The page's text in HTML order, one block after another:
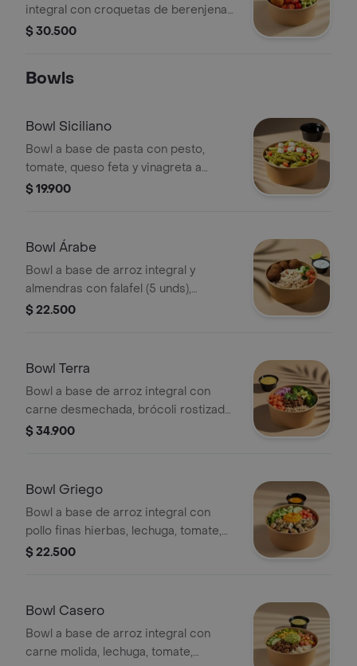
integral con croquetas de berenjena
(5 unds), tomate cherry, aguacate, dip
acompañes con un sándwich/wrap.
$ 30.500
Bowls
Bowl Siciliano
Bowl a base de pasta con pesto,
tomate, queso feta y vinagreta a
elección. El tamaño perfecto para que
$ 19.900
Bowl Árabe
Bowl a base de arroz integral y
almendras con falafel (5 unds),
hummus de garbanzo, tomate, pepino,
acompañes con un sándwich/wrap.
$ 22.500
Bowl Terra
Bowl a base de arroz integral con
carne desmechada, brócoli rostizado,
tomate, cebolla encurtida, aguacate,
acompañes con un sándwich o wrap.
$ 34.900
Bowl Griego
Bowl a base de arroz integral con
pollo finas hierbas, lechuga, tomate,
pepino, cilantro, hummus de pimentón
un sándwich/wrap.
$ 22.500
Bowl Casero
Bowl a base de arroz integral con
carne molida, lechuga, tomate,